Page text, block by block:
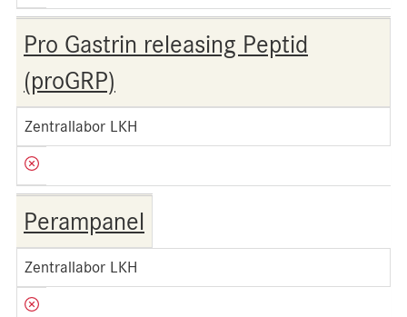
Pro Gastrin releasing Peptid
(proGRP)
Zentrallabor LKH
Perampanel
Zentrallabor LKH